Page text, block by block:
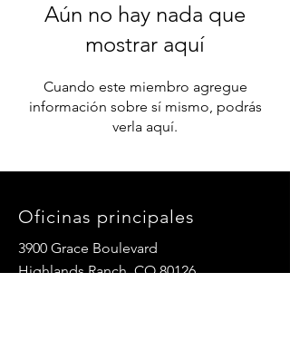
Aún no hay nada que
mostrar aquí
Cuando este miembro agregue
información sobre sí mismo, podrás
verla aquí.
Oficinas principales
3900 Grace Boulevard
Highlands Ranch, CO 80126